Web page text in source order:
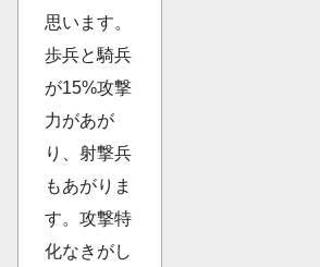
思います。
歩兵と騎兵
が15%攻撃
力があが
り、射撃兵
もあがりま
す。攻撃特
化なきがし